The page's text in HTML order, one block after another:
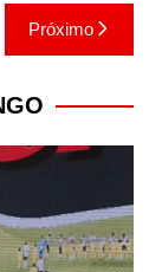
Próximo